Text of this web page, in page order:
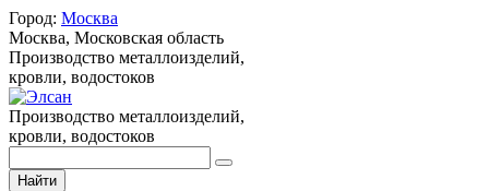
Город: Москва
Москва, Московская область
Производство металлоизделий,
кровли, водостоков
Производство металлоизделий,
кровли, водостоков
Найти